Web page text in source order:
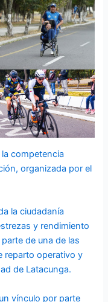
competencia
organizada por el
la ciudadanía
y rendimiento
de una de las
reparto operativo y
de Latacunga.
vínculo por parte